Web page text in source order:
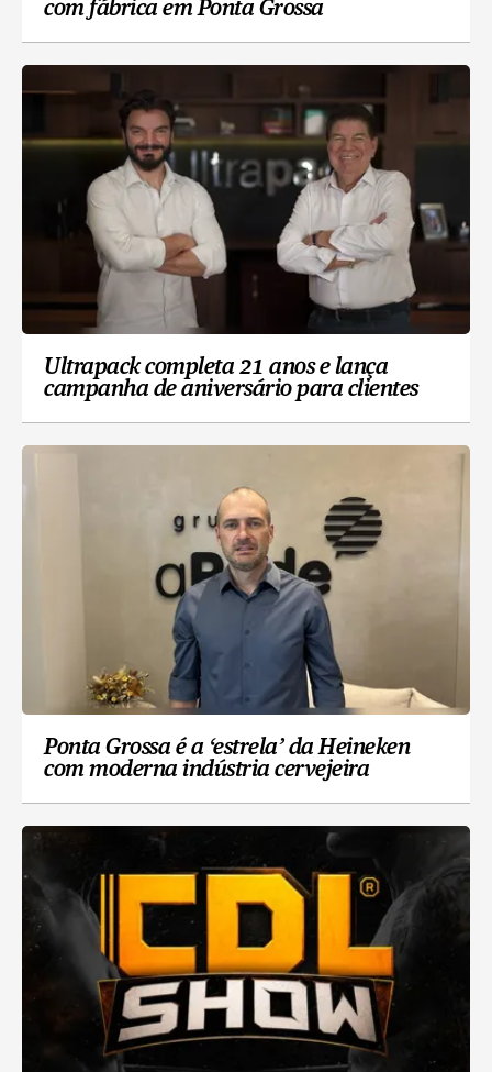
com fábrica em Ponta Grossa
Ultrapack completa 21 anos e lança
campanha de aniversário para clientes
Ponta Grossa é a ‘estrela’ da Heineken
com moderna indústria cervejeira